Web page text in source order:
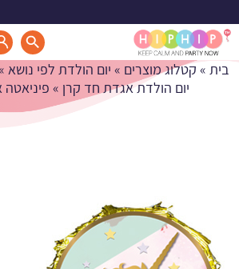
פיניאטה אגדת
בית » קטלוג מוצרים » יום הולדת לפי נושא
יום הולדת אגדת חד קרן »